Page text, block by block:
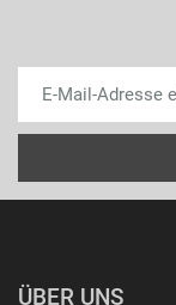
ÜBER UNS